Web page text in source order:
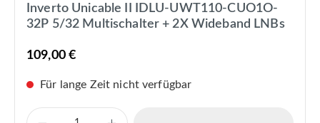
Inverto Unicable II IDLU-UWT110-CUO1O-
32P 5/32 Multischalter + 2X Wideband LNBs
109,00 €
Für lange Zeit nicht verfügbar